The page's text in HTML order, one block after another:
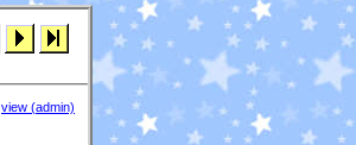
view (admin)